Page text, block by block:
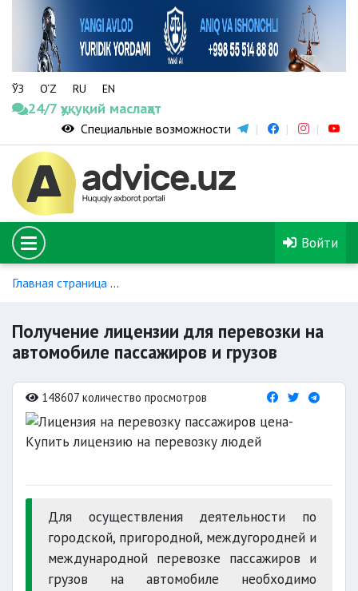
ЎЗ O‘Z RU EN
24/7 ҳуқуқий маслаҳат
Специальные возможности
Войти
Главная страница
Получение лицензии для перевозки на
автомобиле пассажиров и грузов
148607 количество просмотров
Для осуществления деятельности по
городской, пригородной, междугородней и
международной перевозке пассажиров и
грузов на автомобиле необходимо